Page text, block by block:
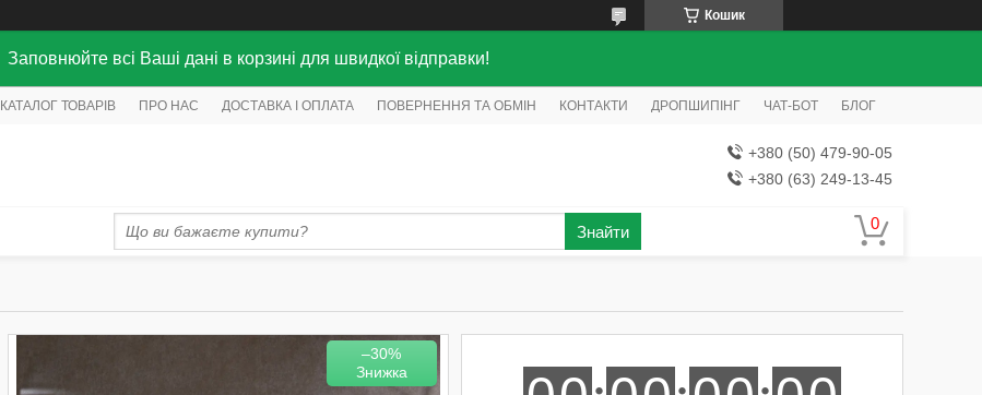
Кошик
Заповнюйте всі Ваші дані в корзині для швидкої відправки!
КАТАЛОГ ТОВАРІВ ПРО НАС ДОСТАВКА І ОПЛАТА ПОВЕРНЕННЯ ТА ОБМІН КОНТАКТИ ДРОПШИПІНГ ЧАТ-БОТ БЛОГ
+380 (50) 479-90-05
+380 (63) 249-13-45
Знайти
–30%